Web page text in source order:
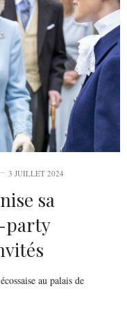
3 JUILLET 2024
sa
party
au palais de